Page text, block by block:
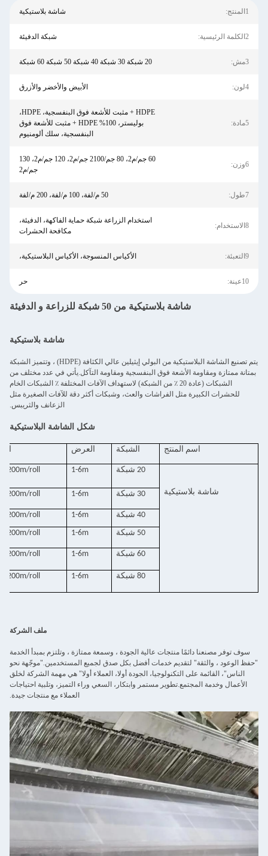
1المنتج: شاشة بلاستيكية
2الكلمة الرئيسية: شبكة الدفيئة
3مش: 20 شبكة 30 شبكة 40 شبكة 50 شبكة 60 شبكة
4لون: الأبيض والأخضر والأزرق
5مادة:
HDPE + مثبت للأشعة فوق البنفسجية، HDPE،
بوليستر، 100% HDPE + مثبت للأشعة فوق
البنفسجية، سلك ألومنيوم
6وزن:
60 جم/م2، 80 جم/2100 جم/م2، 120 جم/م2، 130
جم/م2
7طول: 50 م/لفة، 100 م/لفة، 200 م/لفة
8الاستخدام:
استخدام الزراعة شبكة حماية الفاكهة، الدفيئة،
مكافحة الحشرات
9التعبئة: الأكياس المنسوجة، الأكياس البلاستيكية،
10عينة: حر
شاشة بلاستيكية من 50 شبكة للزراعة و الدفيئة
شاشة بلاستيكية
يتم تصنيع الشاشة البلاستيكية من البولي إيثيلين عالي الكثافة (HDPE) ، وتتميز الشبكة
بمتانة ممتازة ومقاومة الأشعة فوق البنفسجية ومقاومة التآكل.يأتي في عدد مختلف من
الشبكات (عادة 20 ٪ من الشبكة) لاستهداف الآفات المختلفة ٪ الشبكات الخام
للحشرات الكبيرة مثل الفراشات والعث، وشبكات أكثر دقة للآفات الصغيرة مثل
الزعانف والثريبس.
شكل الشاشة البلاستيكية
اسم المنتج الشبكة العرض
شاشة بلاستيكية
20 شبكة 1-6m
200m/roll
30 شبكة 1-6m
200m/roll
40 شبكة 1-6m
200m/roll
50 شبكة
1-6m
200m/roll
60 شبكة 1-6m
200m/roll
80 شبكة 1-6m
200m/roll
ملف الشركة
سوف توفر مصنعنا دائمًا منتجات عالية الجودة ، وسمعة ممتازة ، وتلتزم بمبدأ الخدمة
"حفظ الوعود ، والثقة" لتقديم خدمات أفضل بكل صدق لجميع المستخدمين."موجّهة نحو
الناس"، القائمة على التكنولوجيا، الجودة أولا، العملاء أولا" هي مهمة الشركة لخلق
الأعمال وخدمة المجتمع.تطوير مستمر وابتكار، السعي وراء التميز، وتلبية احتياجات
العملاء مع منتجات جيدة.